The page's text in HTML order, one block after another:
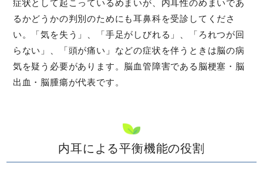
症状として起こっているめまいが、内耳性のめまいであ
るかどうかの判別のためにも耳鼻科を受診してくださ
い。「気を失う」、「手足がしびれる」、「ろれつが回
らない」、「頭が痛い」などの症状を伴うときは脳の病
気を疑う必要があります。脳血管障害である脳梗塞・脳
出血・脳腫瘍が代表です。
内耳による平衡機能の役割